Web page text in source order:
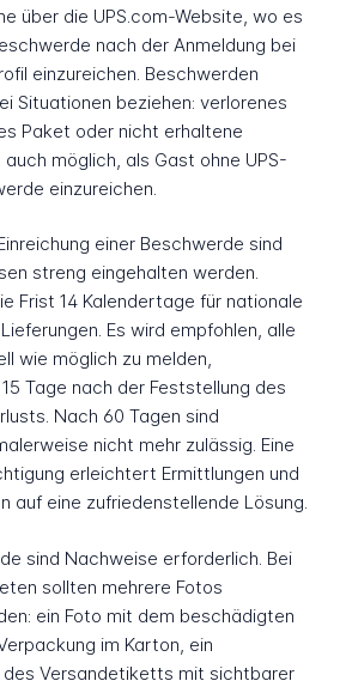
über die UPS.com-Website, wo es
nach der Anmeldung bei
einzureichen. Beschwerden
Situationen beziehen: verlorenes
Paket oder nicht erhaltene
auch möglich, als Gast ohne UPS-
einzureichen.
einer Beschwerde sind
streng eingehalten werden.
Frist 14 Kalendertage für nationale
Es wird empfohlen, alle
wie möglich zu melden,
Tage nach der Feststellung des
Nach 60 Tagen sind
nicht mehr zulässig. Eine
erleichtert Ermittlungen und
auf eine zufriedenstellende Lösung.
sind Nachweise erforderlich. Bei
sollten mehrere Fotos
ein Foto mit dem beschädigten
im Karton, ein
Versandetiketts mit sichtbarer